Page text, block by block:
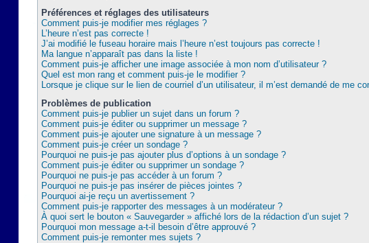
Préférences et réglages des utilisateurs
Comment puis-je modifier mes réglages ?
L’heure n’est pas correcte !
J’ai modifié le fuseau horaire mais l’heure n’est toujours pas correcte !
Ma langue n’apparaît pas dans la liste !
Comment puis-je afficher une image associée à mon nom d’utilisateur ?
Quel est mon rang et comment puis-je le modifier ?
Lorsque je clique sur le lien de courriel d’un utilisateur, il m’est demandé de me
Problèmes de publication
Comment puis-je publier un sujet dans un forum ?
Comment puis-je éditer ou supprimer un message ?
Comment puis-je ajouter une signature à un message ?
Comment puis-je créer un sondage ?
Pourquoi ne puis-je pas ajouter plus d’options à un sondage ?
Comment puis-je éditer ou supprimer un sondage ?
Pourquoi ne puis-je pas accéder à un forum ?
Pourquoi ne puis-je pas insérer de pièces jointes ?
Pourquoi ai-je reçu un avertissement ?
Comment puis-je rapporter des messages à un modérateur ?
À quoi sert le bouton « Sauvegarder » affiché lors de la rédaction d’un sujet ?
Pourquoi mon message a-t-il besoin d’être approuvé ?
Comment puis-je remonter mes sujets ?